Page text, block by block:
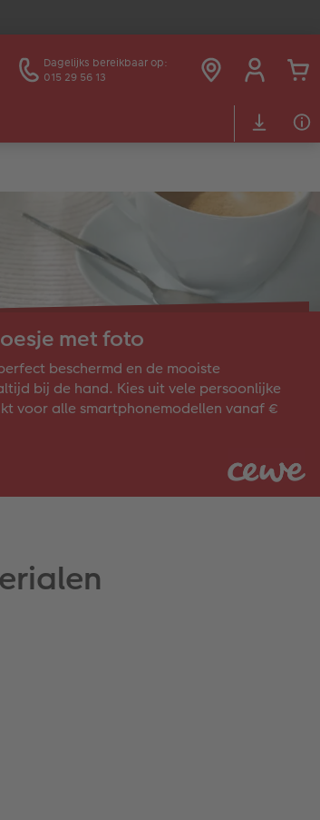
Dagelijks bereikbaar op:
015 29 56 13
met foto
beschermd en de mooiste
bij de hand. Kies uit vele persoonlijke
voor alle smartphonemodellen vanaf €